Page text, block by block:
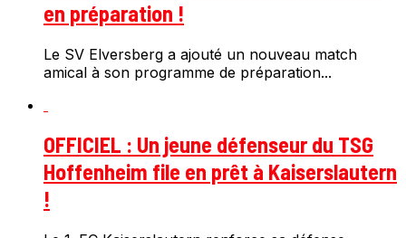
en préparation !
Le SV Elversberg a ajouté un nouveau match
amical à son programme de préparation...
OFFICIEL : Un jeune défenseur du TSG
Hoffenheim file en prêt à Kaiserslautern
!